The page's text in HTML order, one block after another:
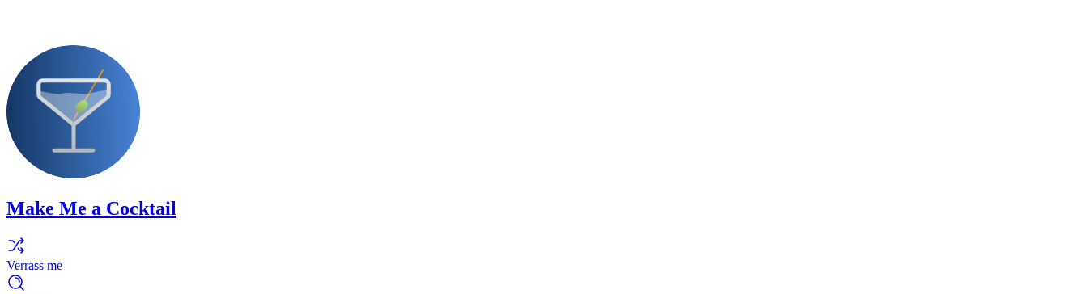
Make Me a Cocktail
Verrass me